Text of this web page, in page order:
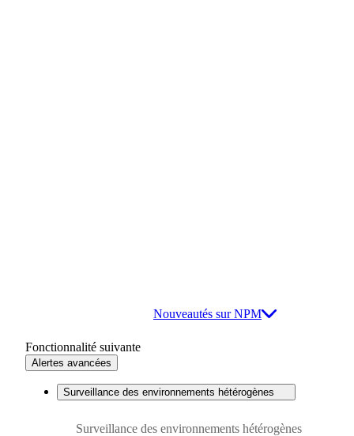
Nouveautés sur NPM
Fonctionnalité suivante
Alertes avancées
Surveillance des environnements hétérogènes
Surveillance des environnements hétérogènes